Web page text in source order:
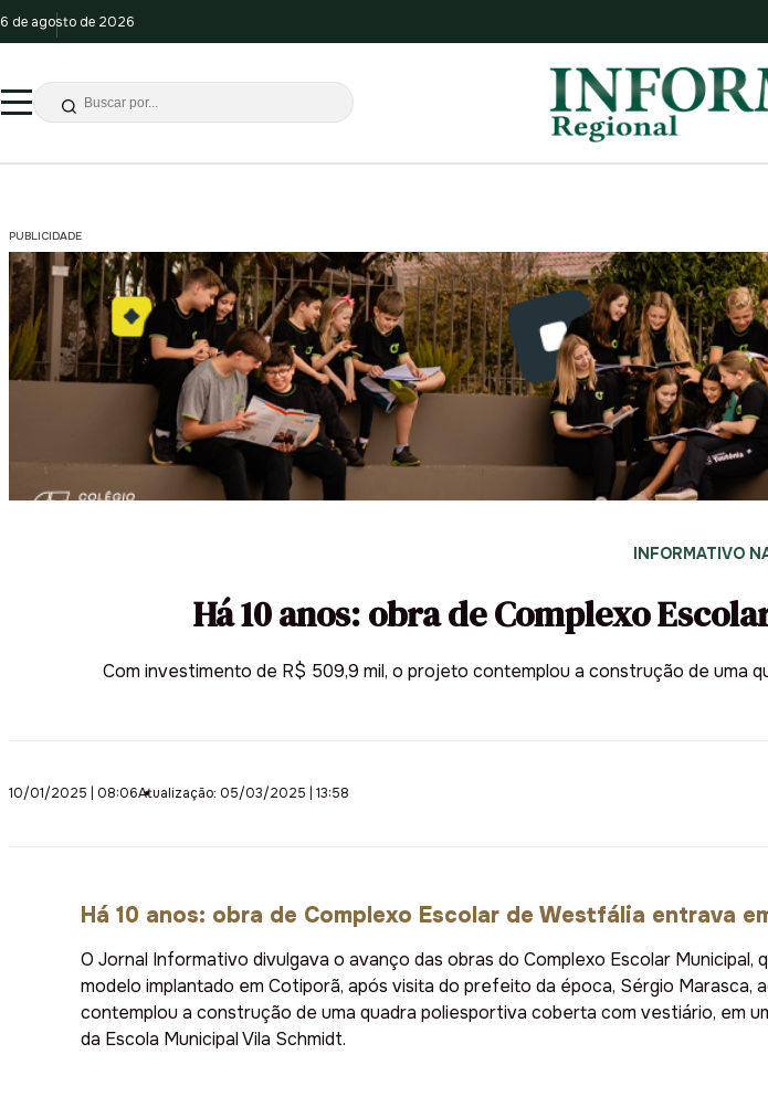
6 de agosto de 2026
PUBLICIDADE
INFORMATIVO
Há 10 anos: obra de Complexo
Com investimento de R$ 509,9 mil, o projeto contemplou a construção de uma
10/01/2025 | 08:06Atualização: 05/03/2025 | 13:58
Há 10 anos: obra de Complexo Escolar de Westfália entrava
O Jornal Informativo divulgava o avanço das obras do Complexo Escolar
modelo implantado em Cotiporã, após visita do prefeito da época, Sérgio
contemplou a construção de uma quadra poliesportiva coberta com vestiário, em
da Escola Municipal Vila Schmidt.